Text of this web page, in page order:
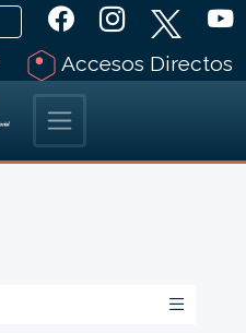
Accesos Directos